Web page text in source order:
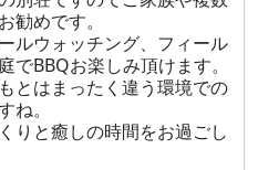
勧めです。
ルウォッチング、フィール
でBBQお楽しみ頂けます。
とはまったく違う環境での
ね。
りと癒しの時間をお過ごし